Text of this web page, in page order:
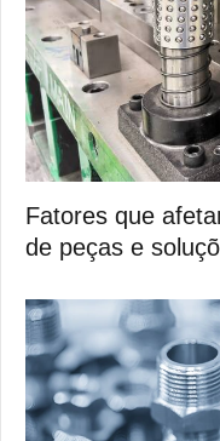
Fatores que
de peças e